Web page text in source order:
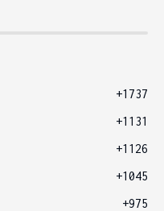
+1737
+1131
+1126
+1045
+975